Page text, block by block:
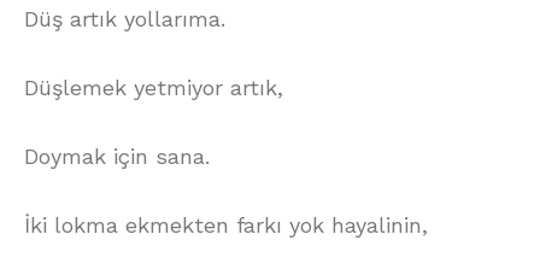
Düş artık yollarıma.
Düşlemek yetmiyor artık,
Doymak için sana.
İki lokma ekmekten farkı yok hayalinin,